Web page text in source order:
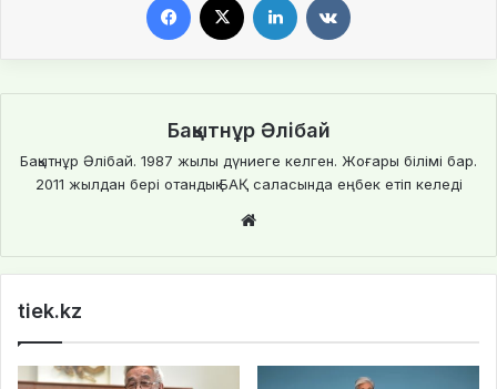
Бақытнұр Әлібай
Бақытнұр Әлібай. 1987 жылы дүниеге келген. Жоғары білімі бар.
2011 жылдан бері отандық БАҚ саласында еңбек етіп келеді
te
tiek.kz